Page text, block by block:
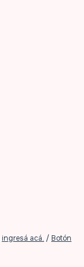
ingresá acá. / Botón